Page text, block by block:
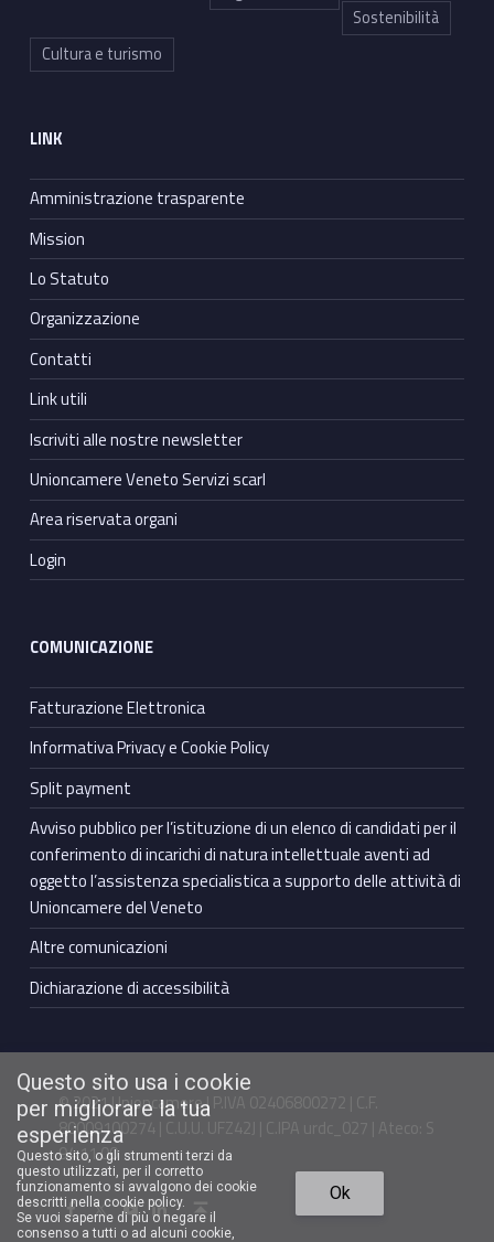
Sostenibilità
Cultura e turismo
LINK
Amministrazione trasparente
Mission
Lo Statuto
Organizzazione
Contatti
Link utili
Iscriviti alle nostre newsletter
Unioncamere Veneto Servizi scarl
Area riservata organi
Login
COMUNICAZIONE
Fatturazione Elettronica
Informativa Privacy e Cookie Policy
Split payment
Avviso pubblico per l’istituzione di un elenco di candidati per il
conferimento di incarichi di natura intellettuale aventi ad
oggetto l’assistenza specialistica a supporto delle attività di
Unioncamere del Veneto
Altre comunicazioni
Dichiarazione di accessibilità
© 2021 Unioncamere | P.IVA 02406800272 | C.F.
80009100274 | C.U.U. UFZ42J | C.IPA urdc_027 | Ateco: S
94.11.00
Facebook Unioncamere VenetoTwitter Unioncamere VenetoYoutube Unioncamere VenetoLinkedin Unioncamere Veneto Torna in cima ↑
Questo sito usa i cookie
per migliorare la tua
esperienza
Questo sito, o gli strumenti terzi da
questo utilizzati, per il corretto
funzionamento si avvalgono dei cookie
descritti nella cookie policy.
Se vuoi saperne di più o negare il
consenso a tutti o ad alcuni cookie,
Ok